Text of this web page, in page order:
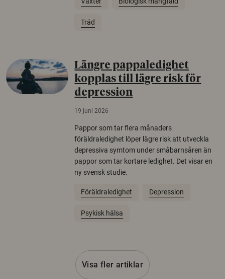
Träd
Längre pappaledighet
kopplas till lägre risk för
depression
19 juni 2026
Pappor som tar flera månaders
föräldraledighet löper lägre risk att utveckla
depressiva symtom under småbarnsåren än
pappor som tar kortare ledighet. Det visar en
ny svensk studie.
Föräldraledighet Depression
Psykisk hälsa
Visa fler artiklar